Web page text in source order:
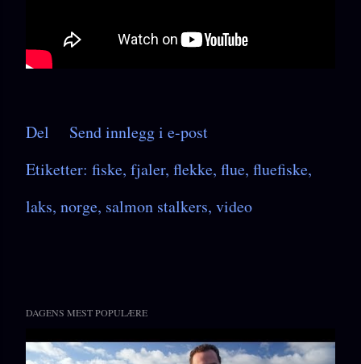
Del
Send innlegg i e-post
Etiketter: fiske fjaler flekke flue fluefiske
laks norge salmon stalkers video
DAGENS MEST POPULÆRE